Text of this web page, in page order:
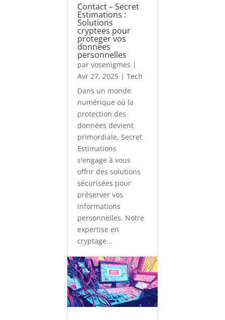
Contact – Secret
Estimations :
Solutions
cryptees pour
proteger vos
donnees
personnelles
parvosenigmes |
Avr 27, 2025 |Tech
Dans un monde
numérique où la
protection des
données devient
primordiale, Secret
Estimations
s'engage à vous
offrir des solutions
sécurisées pour
préserver vos
informations
personnelles. Notre
expertise en
cryptage...